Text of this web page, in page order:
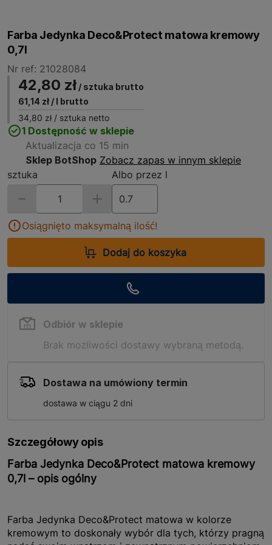
Farba Jedynka Deco&Protect matowa kremowy
0,7l
Nr ref: 21028084
42,80 zł / sztuka brutto
61,14 zł / l brutto
34,80 zł / sztuka netto
1 Dostępność w sklepie
Aktualizacja co 15 min
Sklep BotShop Zobacz zapas w innym sklepie
sztuka
Albo przez l
Osiągnięto maksymalną ilość!
Dodaj do koszyka
Odbiór w sklepie
Brak możliwości dostawy wybraną metodą.
Dostawa na umówiony termin
dostawa w ciągu 2 dni
Szczegółowy opis
Farba Jedynka Deco&Protect matowa kremowy
0,7l – opis ogólny
Farba Jedynka Deco&Protect matowa w kolorze
kremowym to doskonały wybór dla tych, którzy pragną